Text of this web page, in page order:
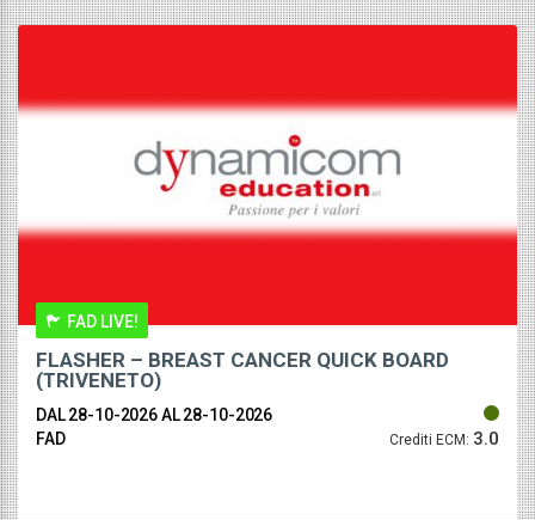
FAD LIVE!
FLASHER – BREAST CANCER QUICK BOARD
(TRIVENETO)
DAL 28-10-2026AL 28-10-2026
FAD
Crediti ECM: 3.0